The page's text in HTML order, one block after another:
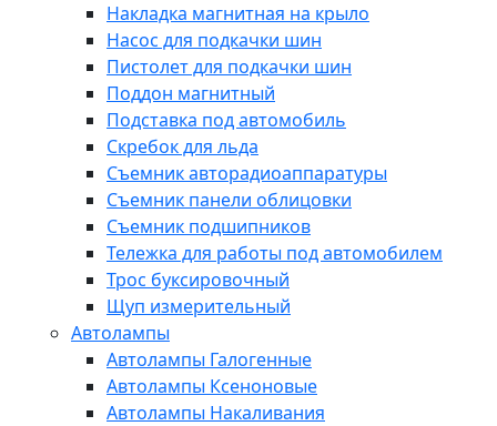
Накладка магнитная на крыло
Насос для подкачки шин
Пистолет для подкачки шин
Поддон магнитный
Подставка под автомобиль
Скребок для льда
Съемник авторадиоаппаратуры
Съемник панели облицовки
Съемник подшипников
Тележка для работы под автомобилем
Трос буксировочный
Щуп измерительный
Автолампы
Автолампы Галогенные
Автолампы Ксеноновые
Автолампы Накаливания